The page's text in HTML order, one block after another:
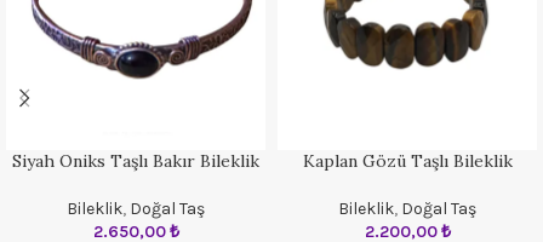
Siyah Oniks Taşlı Bakır Bileklik
Bileklik, Doğal Taş
2.650,00₺
Kaplan Gözü Taşlı Bileklik
Bileklik, Doğal Taş
2.200,00₺